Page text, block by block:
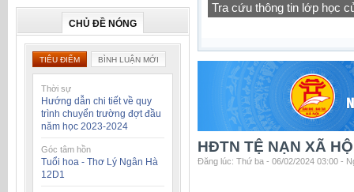
CHỦ ĐỀ NÓNG
TIÊU ĐIỂM BÌNH LUẬN MỚI
Thời sự
Hướng dẫn chi tiết về quy
trình chuyển trường đợt đầu
năm học 2023-2024
Góc tâm hồn
Tuổi hoa - Thơ Lý Ngân Hà
12D1
Thông báo lịch tập trung
HĐTN TỆ NẠN XÃ
Đăng lúc: Thứ ba - 06/02/2024 03:00 -